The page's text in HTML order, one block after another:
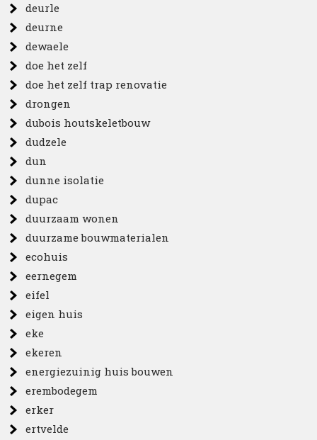
deurle
deurne
dewaele
doe het zelf
doe het zelf trap renovatie
drongen
dubois houtskeletbouw
dudzele
dun
dunne isolatie
dupac
duurzaam wonen
duurzame bouwmaterialen
ecohuis
eernegem
eifel
eigen huis
eke
ekeren
energiezuinig huis bouwen
erembodegem
erker
ertvelde